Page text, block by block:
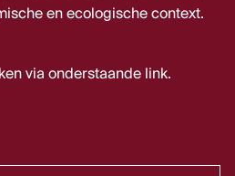
en ecologische context.
via onderstaande link.